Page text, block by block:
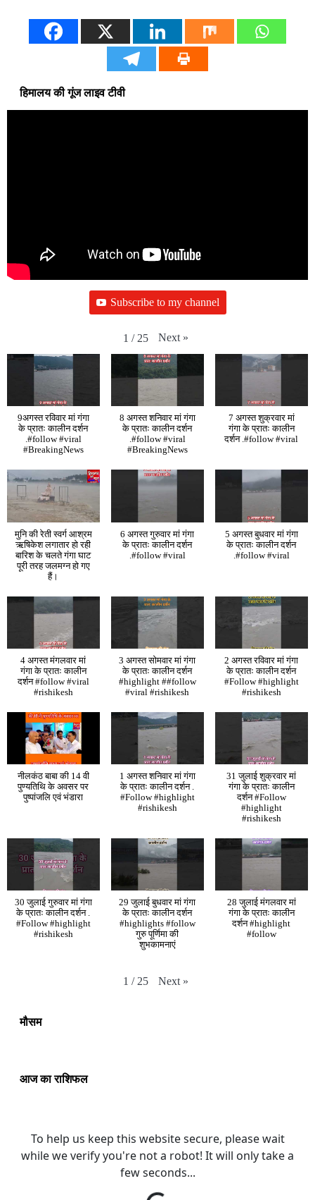
हिमालय की गूंज लाइव टीवी
Subscribe to my channel
1 / 25 Next »
9अगस्त रविवार मां गंगा
के प्रातः कालीन दर्शन
.#follow #viral
#BreakingNews
8 अगस्त शनिवार मां गंगा
के प्रातः कालीन दर्शन
.#follow #viral
#BreakingNews
7 अगस्त शुक्रवार मां
गंगा के प्रातः कालीन
दर्शन .#follow #viral
मुनि की रेती स्वर्ग आश्रम
ऋषिकेश लगातार हो रही
बारिश के चलते गंगा घाट
पूरी तरह जलमग्न हो गए
हैं।
6 अगस्त गुरुवार मां गंगा
के प्रातः कालीन दर्शन
.#follow #viral
5 अगस्त बुधवार मां गंगा
के प्रातः कालीन दर्शन
.#follow #viral
4 अगस्त मंगलवार मां
गंगा के प्रातः कालीन
दर्शन #follow #viral
#rishikesh
3 अगस्त सोमवार मां गंगा
के प्रातः कालीन दर्शन
#highlight ##follow
#viral #rishikesh
2 अगस्त रविवार मां गंगा
के प्रातः कालीन दर्शन
#Follow #highlight
#rishikesh
नीलकंठ बाबा की 14 वी
पुण्यतिथि के अवसर पर
पुष्पांजलि एवं भंडारा
1 अगस्त शनिवार मां गंगा
के प्रातः कालीन दर्शन .
#Follow #highlight
#rishikesh
31 जुलाई शुक्रवार मां
गंगा के प्रातः कालीन
दर्शन #Follow
#highlight
#rishikesh
30 जुलाई गुरुवार मां गंगा
के प्रातः कालीन दर्शन .
#Follow #highlight
#rishikesh
29 जुलाई बुधवार मां गंगा
के प्रातः कालीन दर्शन
#highlights #follow
गुरु पूर्णिमा की
शुभकामनाएं
28 जुलाई मंगलवार मां
गंगा के प्रातः कालीन
दर्शन #highlight
#follow
1 / 25 Next »
मौसम
आज का राशिफल